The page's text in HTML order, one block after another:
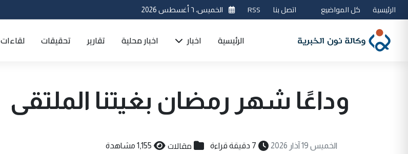
الرئيسية كل المواضيع اتصل بنا RSS الخميس، ٦ أغسطس 2026
الرئيسية اخبار اخبار محلية تقارير تحقيقات لقاءات
وداعًا شهر رمضان بغيتنا الملتقى
الخميس 19 آذار 2026 7 دقيقة قراءة مقالات 1,155 مشاهدة